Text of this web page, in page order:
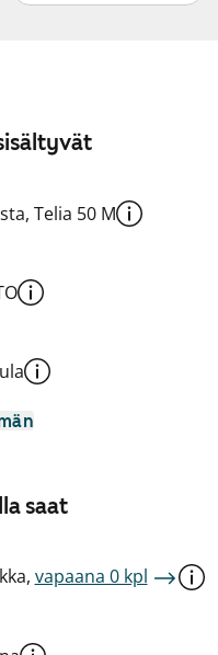
Telia 50 M
saat
vapaana 0 kpl